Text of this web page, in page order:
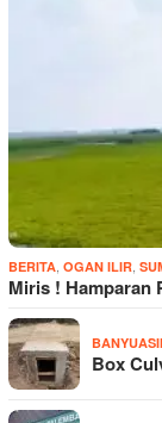
BERITA, OGAN ILIR,
Miris ! Hamparan
Box